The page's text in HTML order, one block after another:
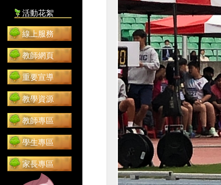
活動花絮
線上服務
教師網頁
重要宣導
教學資源
教師專區
學生專區
家長專區